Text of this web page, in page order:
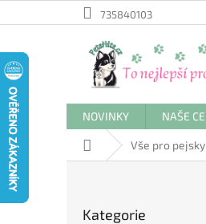
na
735840103
NOVINKY NAŠE
Domů Vše pro pejsky
kategorie
Kategorie